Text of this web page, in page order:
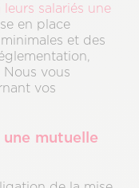
salariés une
en place
et des
vous
vos
mutuelle